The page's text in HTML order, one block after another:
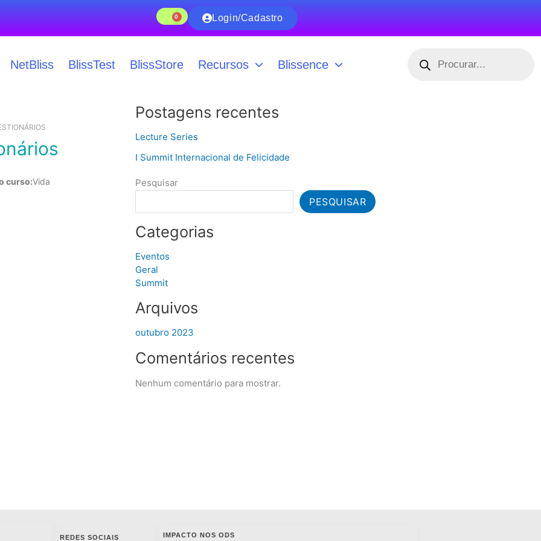
0
CARRINHOLogin/Cadastro
NetBliss BlissTest BlissStore Recursos Blissence
curso:Vida
Postagens recentes
Lecture Series
I Summit Internacional de Felicidade
Pesquisar
PESQUISAR
Categorias
Eventos
Geral
Summit
Arquivos
outubro 2023
Comentários recentes
Nenhum comentário para mostrar.
REDES SOCIAIS IMPACTO NOS ODS